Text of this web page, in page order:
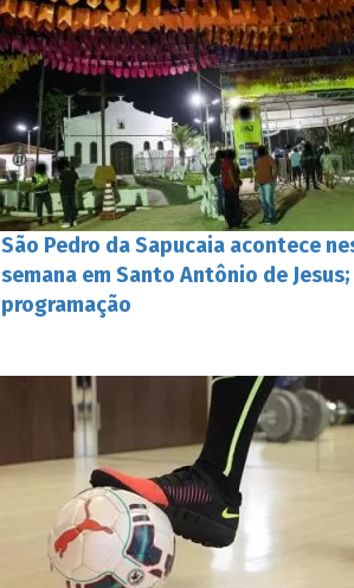
São Pedro da Sapucaia acontece
semana em Santo Antônio de
programação